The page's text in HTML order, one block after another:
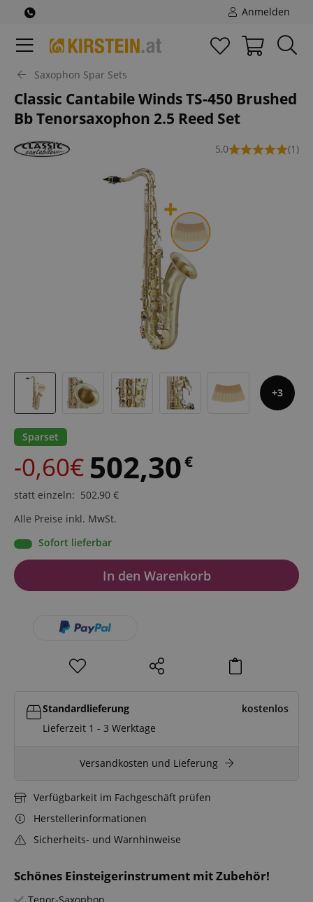
Anmelden
Saxophon Spar Sets
Classic Cantabile Winds TS-450 Brushed
Bb Tenorsaxophon 2.5 Reed Set
5,0 (1)
3
Schönes Einsteigerinstrument mit Zubehör!
Sparset
-0,60€ 502,30€
statt einzeln: 502,90 €
Alle Preise inkl. MwSt.
Sofort lieferbar
In den Warenkorb
Standardlieferung
kostenlos
Lieferzeit 1 - 3 Werktage
Versandkosten und Lieferung
Verfügbarkeit im Fachgeschäft prüfen
Herstellerinformationen
Sicherheits- und Warnhinweise